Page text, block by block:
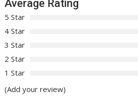
Average Rating
5 Star
4 Star
3 Star
2 Star
1 Star
(Add your review)